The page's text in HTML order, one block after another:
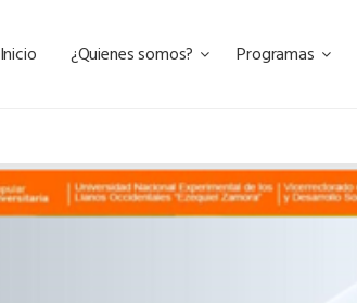
Inicio ¿Quienes somos? Programas